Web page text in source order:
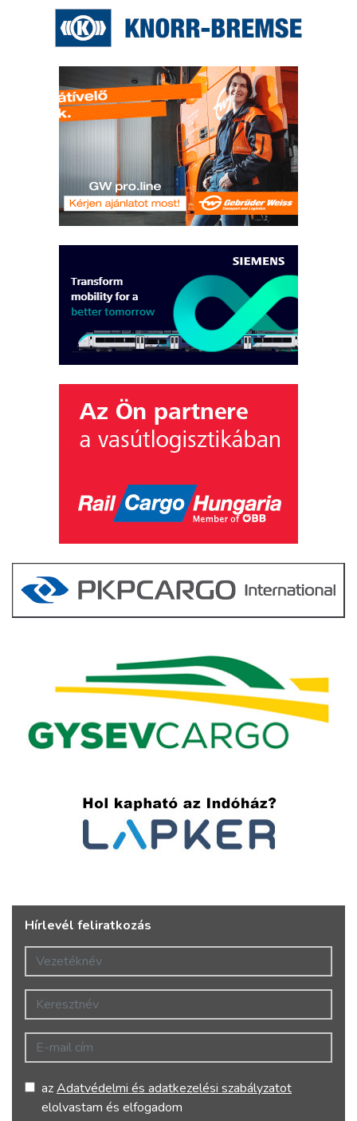
Hírlevél feliratkozás
Vezetéknév
Keresztnév
E-mail cím
azAdatvédelmi és adatkezelési szabályzatot
elolvastam és elfogadom